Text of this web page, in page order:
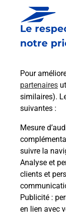
Le
notre
Pour
partenaires
similaires).
suivantes :
Mesure
suivre la
Analyse et
clients et
Publicité :
en lien avec
Rue Des
42600
Itinéraire
Le lien s'ouvre